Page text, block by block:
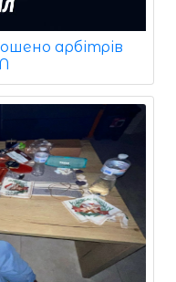
арбітрів